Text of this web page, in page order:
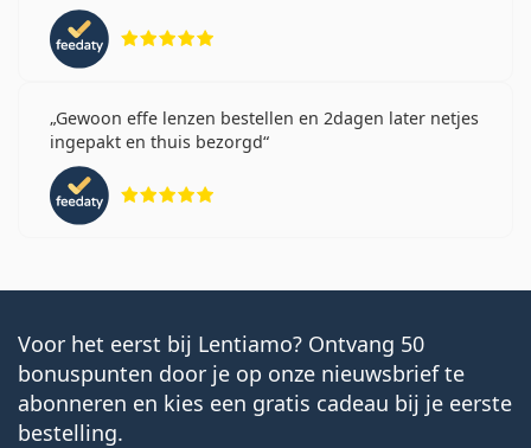
Gewoon effe lenzen bestellen en 2dagen later netjes
ingepakt en thuis bezorgd
Voor het eerst bij Lentiamo? Ontvang 50
bonuspunten door je op onze nieuwsbrief te
abonneren en kies een gratis cadeau bij je eerste
bestelling.